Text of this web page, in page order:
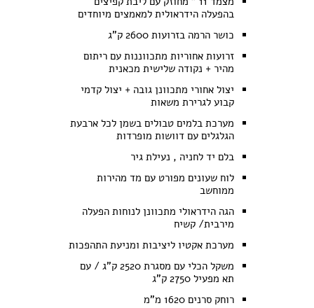
בהפעלה הידראולית למאמצים מיוחדים
כושר הרמה בזרועות 2600 ק"ג
זרועות אחוריות מתכווננות עם ריתום
מהיר + נקודה שלישית מכאנית
יצול אחורי מתכוונן גובה + יצול קדמי
קבוע לגרירת משאות
מערכת בלמים טבולים בשמן לכל ארבעת
הגלגלים עם דוושות מופרדות
בלם יד לחניה , נעילת גיר
לוח שעונים מפורט עם מד מהירות
ממוחשב
הגה הידראולי מתכוונן לנוחות הפעלה
מירבית/ קשיח
מערכת אקטיו ליציבות ומניעת התהפכות
משקל הכלי עם מסגרת 2520 ק"ג / עם
תא מפעיל 2750 ק"ג
רוחק סרנים 1620 מ"מ